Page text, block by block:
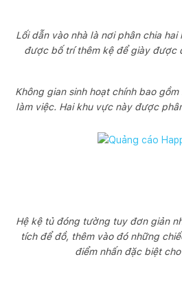
Lối dẫn vào nhà là nơi phân chia
được bố trí thêm kệ để giày được
Không gian sinh hoạt chính bao
làm việc. Hai khu vực này được
Hệ kệ tủ đóng tường tuy đơn giản
tích để đồ, thêm vào đó những
điểm nhấn đặc biệt